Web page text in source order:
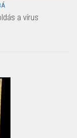
a vírus